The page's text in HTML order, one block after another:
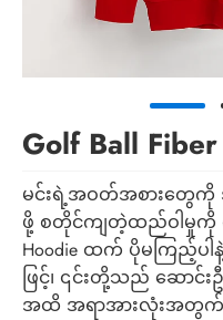
Golf Ball
မင်းရဲ့အဝတ်အစားတွေကို
ဖို့ စတိုင်ကျတဲ့ထည်ဝါမှုကို ရှ
Hoodie ထက် ပိုမကြည့်ပါနဲ့
ဖြင့်၊ ၎င်းတို့သည် ဆောင်
အထိ အရာအားလုံးအတွက်